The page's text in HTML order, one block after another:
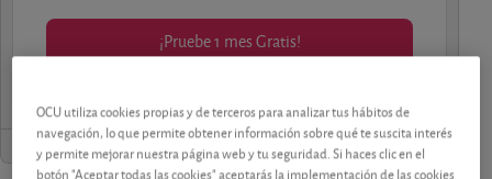
¡Pruebe 1 mes Gratis!
OCU utiliza cookies propias y de terceros para analizar tus hábitos de
navegación, lo que permite obtener información sobre qué te suscita interés
y permite mejorar nuestra página web y tu seguridad. Si haces clic en el
botón "Aceptar todas las cookies" aceptarás la implementación de las cookies